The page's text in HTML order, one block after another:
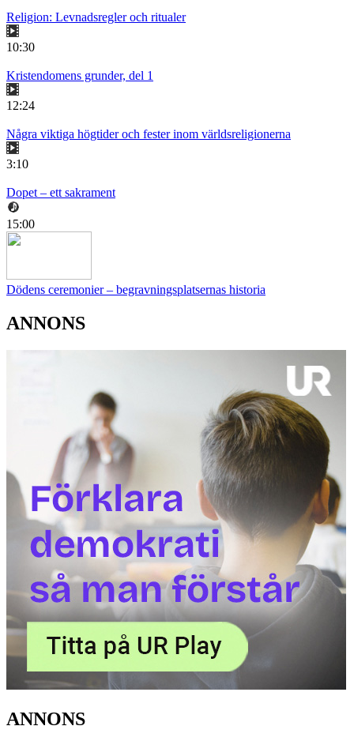
Religion: Levnadsregler och ritualer
10:30
Kristendomens grunder, del 1
12:24
Några viktiga högtider och fester inom världsreligionerna
3:10
Dopet – ett sakrament
15:00
Dödens ceremonier – begravningsplatsernas historia
ANNONS
ANNONS